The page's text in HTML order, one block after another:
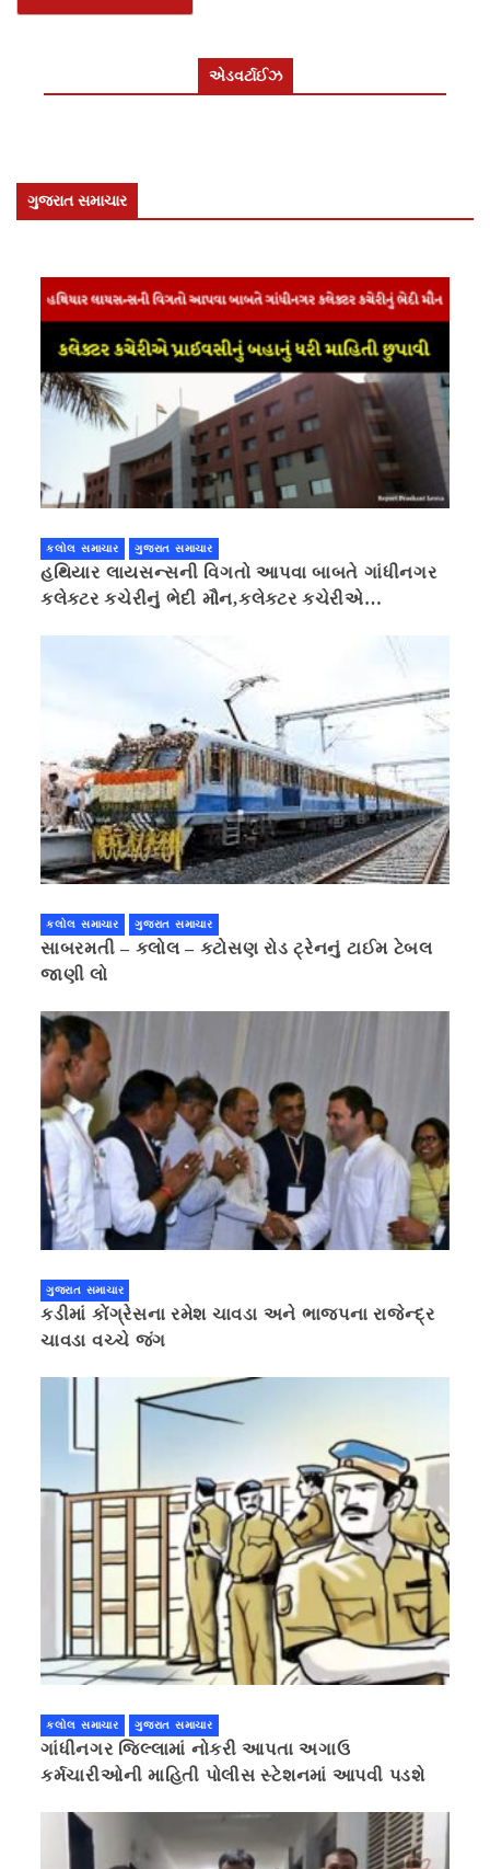
એડવર્ટાઈઝ
ગુજરાત સમાચાર
કલોલ સમાચાર ગુજરાત સમાચાર
હથિયાર લાયસન્સની વિગતો આપવા બાબતે ગાંધીનગર
કલેક્ટર કચેરીનું ભેદી મૌન,કલેક્ટર કચેરીએ
કલોલ સમાચાર ગુજરાત સમાચાર
સાબરમતી – કલોલ – કટોસણ રોડ ટ્રેનનું ટાઈમ ટેબલ
જાણી લો
ગુજરાત સમાચાર
કડીમાં કોંગ્રેસના રમેશ ચાવડા અને ભાજપના રાજેન્દ્ર
ચાવડા વચ્ચે જંગ
કલોલ સમાચાર ગુજરાત સમાચાર
ગાંધીનગર જિલ્લામાં નોકરી આપતા અગાઉ
કર્મચારીઓની માહિતી પોલીસ સ્ટેશનમાં આપવી પડશે